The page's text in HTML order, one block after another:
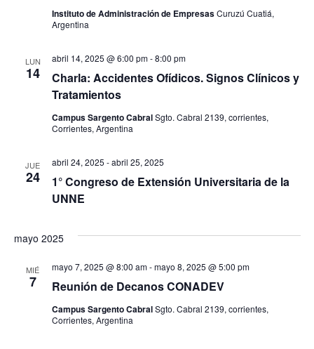
Instituto de Administración de EmpresasCuruzú Cuatiá,
Argentina
LUN
14
Charla: Accidentes Ofídicos. Signos Clínicos y
Tratamientos
abril 14, 2025 @ 6:00 pm-8:00 pm
Campus Sargento CabralSgto. Cabral 2139, corrientes,
Corrientes, Argentina
JUE
24
1° Congreso de Extensión Universitaria de la
UNNE
abril 24, 2025 -abril 25, 2025
mayo 2025
MIÉ
7 Reunión de Decanos CONADEV
mayo 7, 2025 @ 8:00 am-mayo 8, 2025 @ 5:00 pm
Campus Sargento CabralSgto. Cabral 2139, corrientes,
Corrientes, Argentina